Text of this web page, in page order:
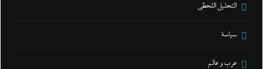
التحليل اللحظي
سياسة
عرب و عالم